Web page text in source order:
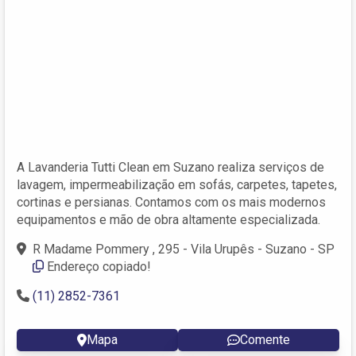
A Lavanderia Tutti Clean em Suzano realiza serviços de
lavagem, impermeabilização em sofás, carpetes, tapetes,
cortinas e persianas. Contamos com os mais modernos
equipamentos e mão de obra altamente especializada.
R Madame Pommery , 295 - Vila Urupês - Suzano - SP
Endereço copiado!
(11) 2852-7361
Mapa Comente